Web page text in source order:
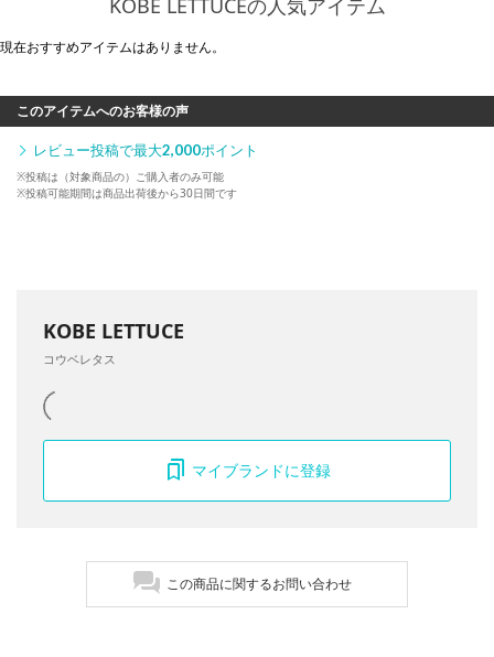
現在おすすめアイテムはありません。
このアイテムへのお客様の声
レビュー投稿で最大2,000ポイント
※投稿は（対象商品の）ご購入者のみ可能
※投稿可能期間は商品出荷後から30日間です
KOBE LETTUCE
コウベレタス
マイブランドに登録
この商品に関するお問い合わせ